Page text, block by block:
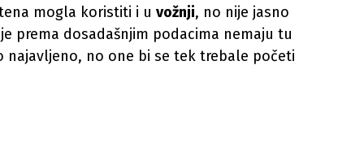
mogla koristiti i u vožnji, no nije jasno
prema dosadašnjim podacima nemaju tu
najavljeno, no one bi se tek trebale početi